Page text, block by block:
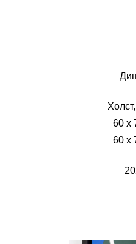
60 х
60 х